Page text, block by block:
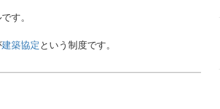
す。
建築協定という制度です。